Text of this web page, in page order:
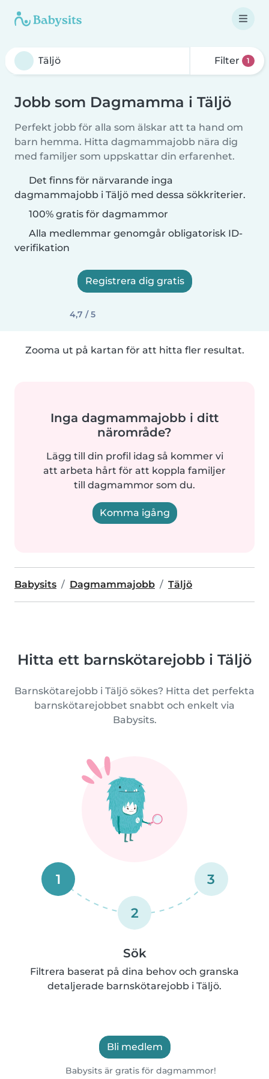
Filter 1
Jobb som Dagmamma i Täljö
Perfekt jobb för alla som älskar att ta hand om
barn hemma. Hitta dagmammajobb nära dig
med familjer som uppskattar din erfarenhet.
Det finns för närvarande inga
dagmammajobb i Täljö med dessa sökkriterier.
100% gratis för dagmammor
Alla medlemmar genomgår obligatorisk ID-
verifikation
Registrera dig gratis
4,7 / 5
Zooma ut på kartan för att hitta fler resultat.
Inga dagmammajobb i ditt
närområde?
Lägg till din profil idag så kommer vi
att arbeta hårt för att koppla familjer
till dagmammor som du.
Komma igång
Babysits Dagmammajobb Täljö
Hitta ett barnskötarejobb i Täljö
Barnskötarejobb i Täljö sökes? Hitta det perfekta
barnskötarejobbet snabbt och enkelt via
Babysits.
1
2
3
Sök
Filtrera baserat på dina behov och granska
detaljerade barnskötarejobb i Täljö.
Bli medlem
Babysits är gratis för dagmammor!